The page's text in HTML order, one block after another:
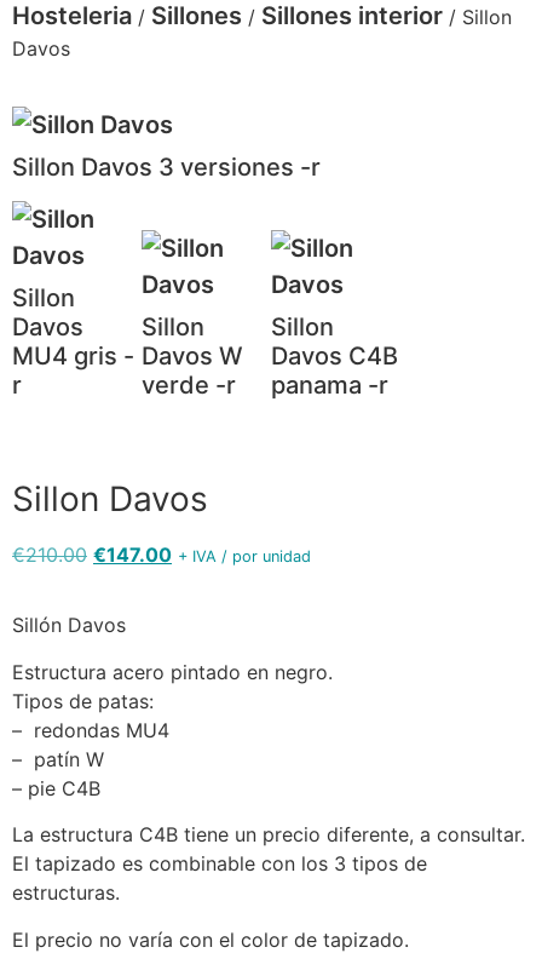
Hosteleria / Sillones / Sillones interior / Sillon
Davos
Sillon Davos 3 versiones -r
Sillon
Davos
MU4 gris -
r
Sillon
Davos W
verde -r
Sillon
Davos C4B
panama -r
Sillon Davos
€210.00 €147.00 + IVA / por unidad
Sillón Davos
Estructura acero pintado en negro.
Tipos de patas:
– redondas MU4
– patín W
– pie C4B
La estructura C4B tiene un precio diferente, a consultar.
El tapizado es combinable con los 3 tipos de
estructuras.
El precio no varía con el color de tapizado.